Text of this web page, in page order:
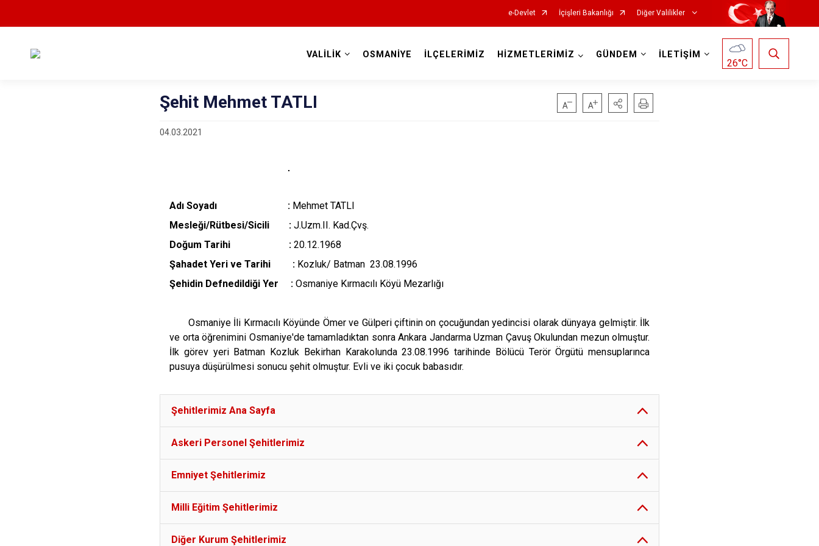
e-Devlet İçişleri Bakanlığı Diğer Valilikler
VALİLİK OSMANİYE İLÇELERİMİZ HİZMETLERİMİZ GÜNDEM İLETİŞİM
26°C
Şehit Mehmet TATLI
04.03.2021
Adı Soyadı : Mehmet TATLI
Mesleği/Rütbesi/Sicili : J.Uzm.II. Kad.Çvş.
Doğum Tarihi : 20.12.1968
Şahadet Yeri ve Tarihi : Kozluk/ Batman 23.08.1996
Şehidin Defnedildiği Yer : Osmaniye Kırmacılı Köyü Mezarlığı
Osmaniye İli Kırmacılı Köyünde Ömer ve Gülperi çiftinin on çocuğundan yedincisi olarak dünyaya gelmiştir. İlk
ve orta öğrenimini Osmaniye'de tamamladıktan sonra Ankara Jandarma Uzman Çavuş Okulundan mezun olmuştur.
İlk görev yeri Batman Kozluk Bekirhan Karakolunda 23.08.1996 tarihinde Bölücü Terör Örgütü mensuplarınca
pusuya düşürülmesi sonucu şehit olmuştur. Evli ve iki çocuk babasıdır.
Şehitlerimiz Ana Sayfa
Askeri Personel Şehitlerimiz
Emniyet Şehitlerimiz
Milli Eğitim Şehitlerimiz
Diğer Kurum Şehitlerimiz